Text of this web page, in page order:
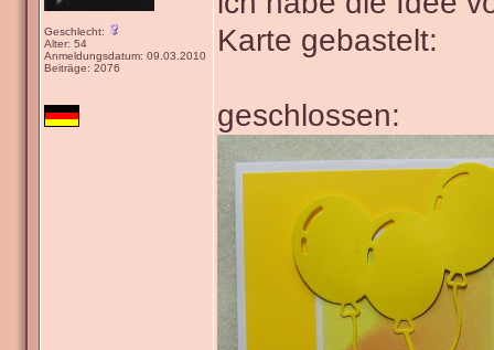
Geschlecht:
Alter: 54
Anmeldungsdatum: 09.03.2010
Beiträge: 2076
Karte gebastelt:
geschlossen: